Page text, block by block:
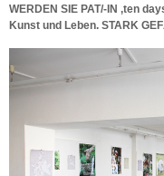
WERDEN SIE PAT/-IN ‚ten
Kunst und Leben. STARK